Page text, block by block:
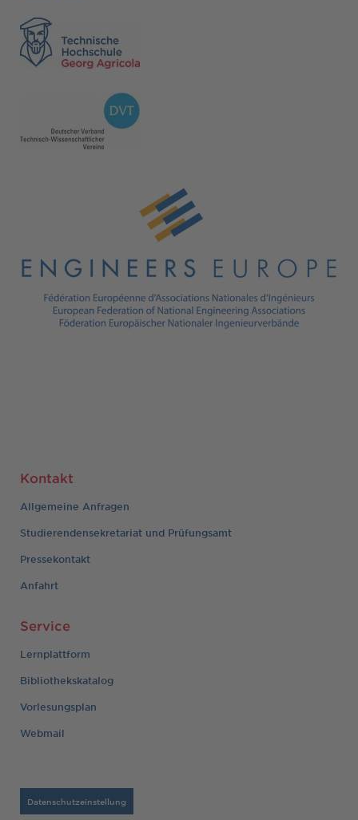
Kontakt
Allgemeine Anfragen
Studierendensekretariat und Prüfungsamt
Pressekontakt
Anfahrt
Service
Lernplattform
Bibliothekskatalog
Vorlesungsplan
Webmail
Datenschutzeinstellung